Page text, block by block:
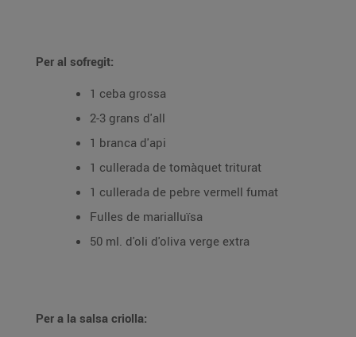
Per al sofregit:
1 ceba grossa
2-3 grans d'all
1 branca d'api
1 cullerada de tomàquet triturat
1 cullerada de pebre vermell fumat
Fulles de marialluïsa
50 ml. d'oli d'oliva verge extra
Per a la salsa criolla: